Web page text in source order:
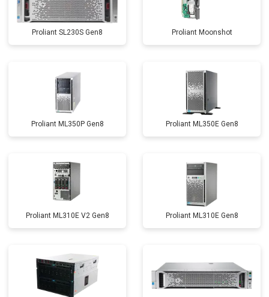
Proliant SL230S Gen8 Proliant Moonshot
Proliant ML350P Gen8 Proliant ML350E Gen8
Proliant ML310E V2 Gen8 Proliant ML310E Gen8